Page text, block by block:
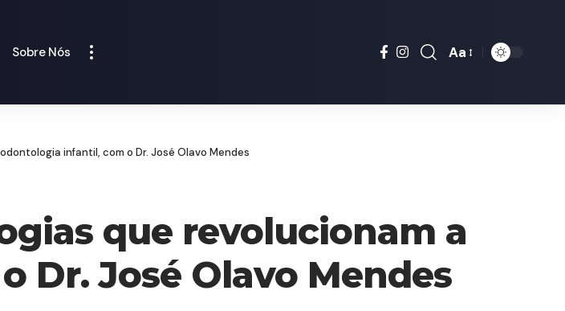
Sobre Nós
Font
Aa
infantil, com o Dr. José Olavo Mendes
que revolucionam a
Dr. José Olavo Mendes